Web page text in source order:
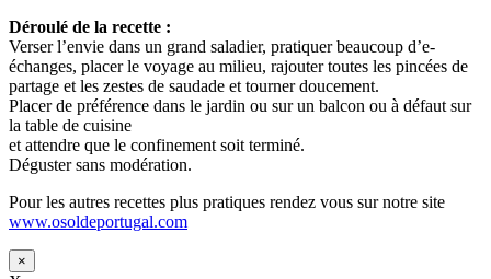
Déroulé de la recette :
Verser l’envie dans un grand saladier, pratiquer beaucoup d’e-
échanges, placer le voyage au milieu, rajouter toutes les pincées de
partage et les zestes de saudade et tourner doucement.
Placer de préférence dans le jardin ou sur un balcon ou à défaut sur
la table de cuisine
et attendre que le confinement soit terminé.
Déguster sans modération.
Pour les autres recettes plus pratiques rendez vous sur notre site
www.osoldeportugal.com
×